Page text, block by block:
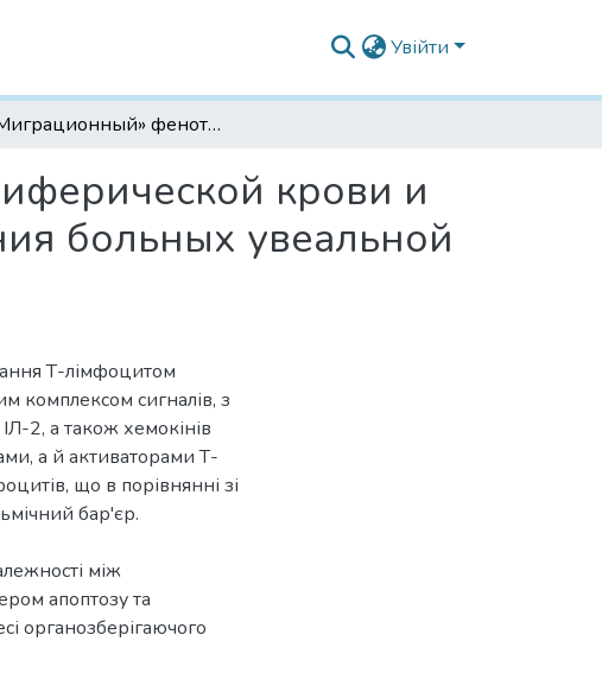
Увійти
«Миграционный» фенотип лимфоцитов периферической крови и эффективность органосохраняющего лечения больных увеальной меланомой
крови и
больных увеальной
Т-лімфоцитом
комплексом сигналів, з
2, а також хемокінів
а й активаторами Т-
що в порівнянні зі
бар'єр.
між
апоптозу та
органозберігаючого